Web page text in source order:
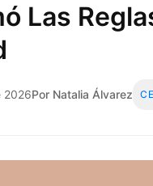
Las
2026Por Natalia Álvarez